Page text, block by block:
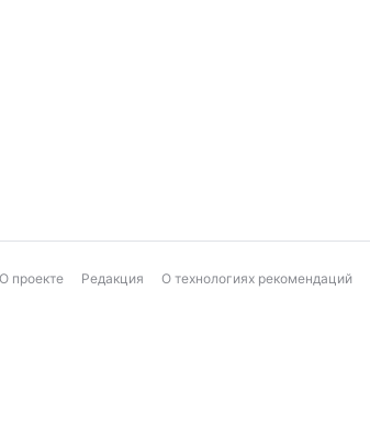
О проекте Редакция О технологиях рекомендаций